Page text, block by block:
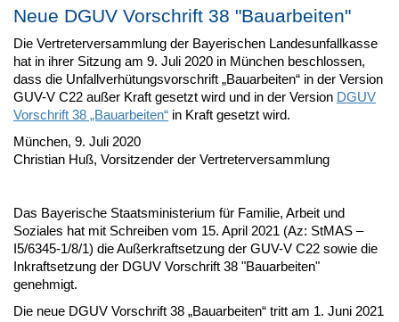
Neue DGUV Vorschrift 38 "Bauarbeiten"
Die Vertreterversammlung der Bayerischen Landesunfallkasse
hat in ihrer Sitzung am 9. Juli 2020 in München beschlossen,
dass die Unfallverhütungsvorschrift „Bauarbeiten“ in der Version
GUV-V C22 außer Kraft gesetzt wird und in der Version DGUV
Vorschrift 38 „Bauarbeiten“ in Kraft gesetzt wird.
München, 9. Juli 2020
Christian Huß, Vorsitzender der Vertreterversammlung
Das Bayerische Staatsministerium für Familie, Arbeit und
Soziales hat mit Schreiben vom 15. April 2021 (Az: StMAS –
I5/6345-1/8/1) die Außerkraftsetzung der GUV-V C22 sowie die
Inkraftsetzung der DGUV Vorschrift 38 "Bauarbeiten"
genehmigt.
Die neue DGUV Vorschrift 38 „Bauarbeiten“ tritt am 1. Juni 2021